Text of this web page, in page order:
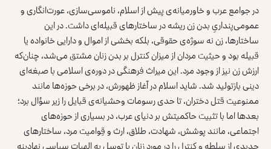
در جوامع عرب و خاورمیانه‌ی پیش از اسلام، ناموسی‌سازی، عورت‌انگاری و
عمومی‌پنداریِ بدن زن ریشه در ساختارهای قبیله‌ای داشت. در این
ساختارها، زن نه سوژه‌ی حقوقی، بلکه بخشی از اموال و دارایی خانواده یا
قبیله بود و حیثیت مردان از میزان کنترل بر بدن زنان مشتق می‌شد، چنان‌که
ارزش زن نیز از وجود مرد. این میراث فرهنگی در دوره‌ی اسلامی با صبغه‌ای
دینی بازتولید شد. شاید اسلام در آغاز ظهورش، در برخی حوزه‌ها مانند
ممنوعیت قتل دختران، تا حدی رسومات وحشیانه‌ی قبایل را زیر سؤال برد؛
بعدها اما با تثبیت حاکمیتش بر دنیای عرب، در بسیاری از حوزه‌های
اجتماعی، مانند پوشش، شهادت، طلاق، ارث و قِوامیت مرد، ساختارهای
جدیدی از سلطه و کنترل را در مورد زنان با توسل به الهیات سیاسی نهادینه